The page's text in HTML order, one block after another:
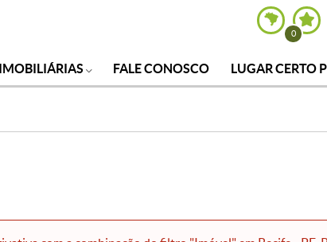
0
IMOBILIÁRIAS FALE CONOSCO LUGAR CERTO